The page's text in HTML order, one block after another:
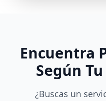
Encuentra
Según
¿Buscas un